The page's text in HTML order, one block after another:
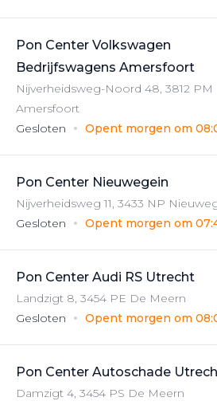
Pon Center Volkswagen
Bedrijfswagens Amersfoort
Nijverheidsweg-Noord 48, 3812 PM
Amersfoort
Gesloten
Opent morgen om
Pon Center Nieuwegein
Nijverheidsweg 11, 3433 NP
Gesloten
Opent morgen om
Pon Center Audi RS Utrecht
Landzigt 8, 3454 PE De Meern
Gesloten
Opent morgen om
Pon Center Autoschade
Damzigt 4, 3454 PS De Meern